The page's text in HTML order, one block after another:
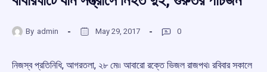
By admin May 29, 2017 0
নিজস্ব প্রতিনিধি, আগরতলা, ২৮ মে৷৷ আবারো রক্তে ভিজল রাজপথ৷ রবিবার সকালে